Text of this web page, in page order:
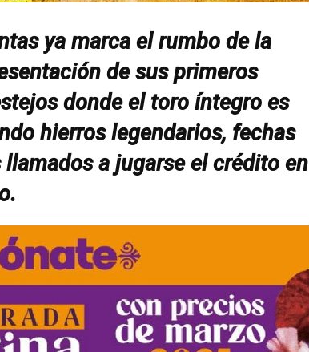
ya marca el rumbo de la
de sus primeros
donde el toro íntegro es
hierros legendarios, fechas
a jugarse el crédito en